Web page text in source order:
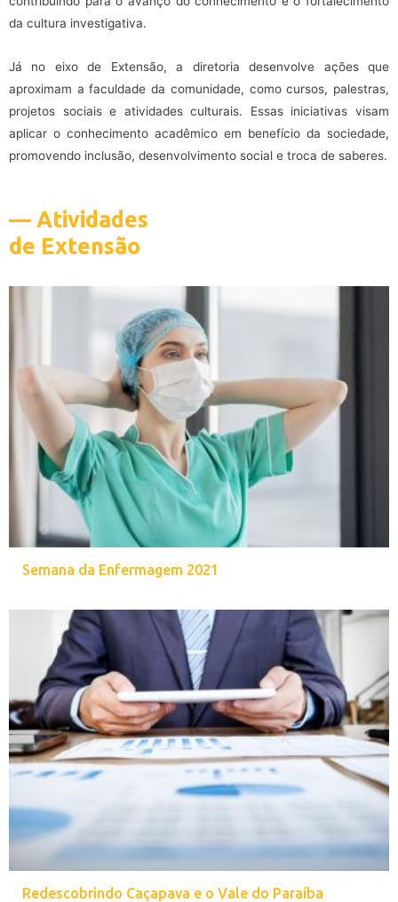
da cultura investigativa.
Já no eixo de Extensão, a diretoria desenvolve ações que
aproximam a faculdade da comunidade, como cursos, palestras,
projetos sociais e atividades culturais. Essas iniciativas visam
aplicar o conhecimento acadêmico em benefício da sociedade,
promovendo inclusão, desenvolvimento social e troca de saberes.
— Atividades
de Extensão
Semana da Enfermagem 2021
Redescobrindo Caçapava e o Vale do Paraíba